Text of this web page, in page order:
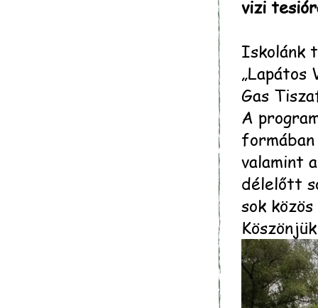
vizi
Iskolánk
„Lapátos
Gas
A
valamint
délelőtt
sok